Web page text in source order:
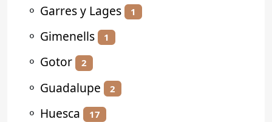
⚬ Garres y Lages 1
⚬ Gimenells 1
⚬ Gotor 2
⚬ Guadalupe 2
⚬ Huesca 17